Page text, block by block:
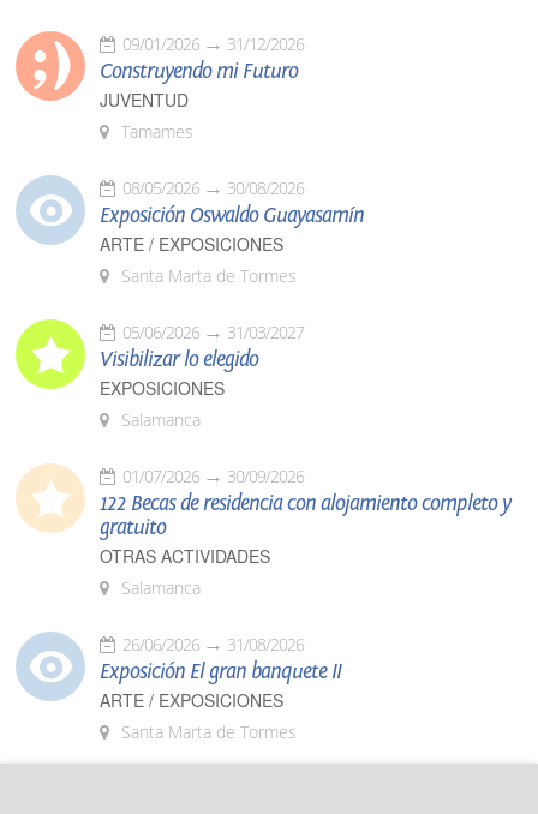
09/01/2026 31/12/2026
Construyendo mi Futuro
JUVENTUD
Tamames
08/05/2026 30/08/2026
Exposición Oswaldo Guayasamín
ARTE / EXPOSICIONES
Santa Marta de Tormes
05/06/2026 31/03/2027
Visibilizar lo elegido
EXPOSICIONES
Salamanca
01/07/2026 30/09/2026
122 Becas de residencia con alojamiento completo y
gratuito
OTRAS ACTIVIDADES
Salamanca
26/06/2026 31/08/2026
Exposición El gran banquete II
ARTE / EXPOSICIONES
Santa Marta de Tormes